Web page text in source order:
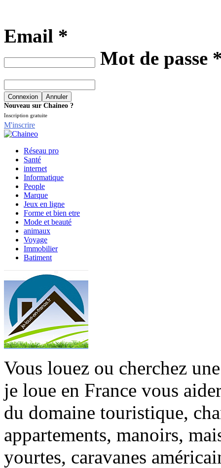
Email *
Mot de passe
Nouveau sur Chaineo ?
Inscription gratuite
M'inscrire
Réseau pro
Santé
internet
Informatique
People
Marque
Jeux en ligne
Forme et bien etre
Mode et beauté
animaux
Voyage
Immobilier
Batiment
Vous louez ou cherchez
je loue en France vous
du domaine touristique,
appartements, manoirs,
yourtes, caravanes